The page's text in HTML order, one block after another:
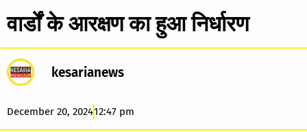
वार्डों के आरक्षण का हुआ निर्धारण
kesarianews
December 20, 202412:47 pm